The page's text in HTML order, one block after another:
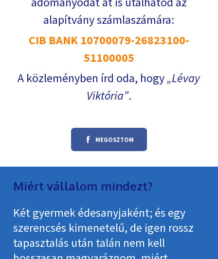
alapítvány számlaszámára:
CIB BANK 10700079-26823100-
51100005
A közleményben írd oda, hogy Lévay
Viktória .
MEGOSZTOM
Miért vállalom mindezt?
Két gyermek édesanyjaként; és egy
szerencsés kimenetelű, de igen rossz
tapasztalás után talán nem kell